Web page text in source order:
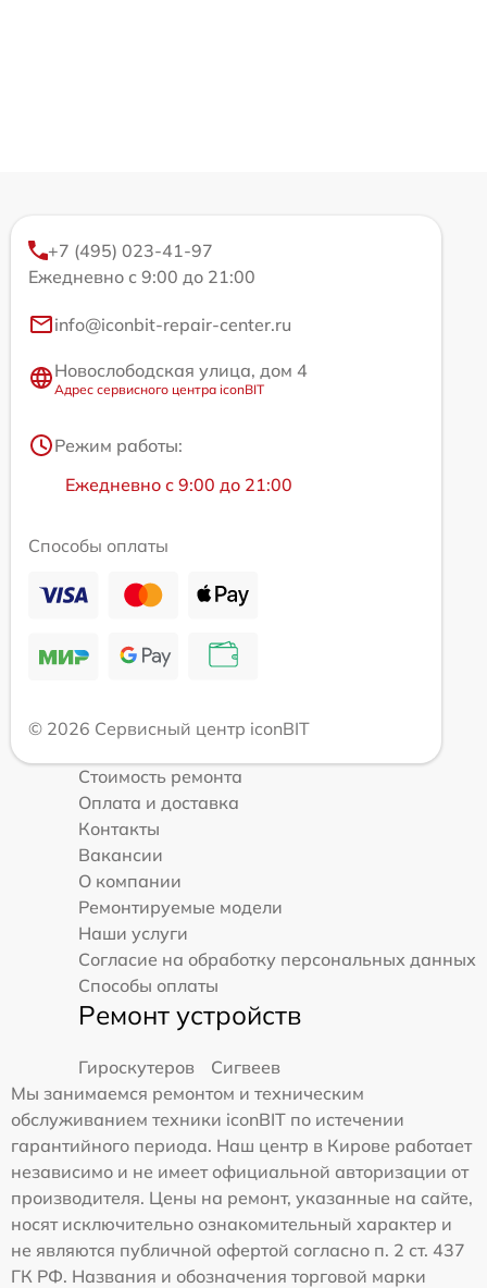
+7 (495) 023-41-97
Ежедневно с 9:00 до 21:00
info@iconbit-repair-center.ru
Новослободская улица, дом 4
Адрес сервисного центра iconBIT
Режим работы:
Ежедневно с 9:00 до 21:00
Способы оплаты
© 2026 Сервисный центр iconBIT
Стоимость ремонта
Оплата и доставка
Контакты
Вакансии
О компании
Ремонтируемые модели
Наши услуги
Согласие на обработку персональных данных
Способы оплаты
Ремонт устройств
Гироскутеров
Сигвеев
Мы занимаемся ремонтом и техническим
обслуживанием техники iconBIT по истечении
гарантийного периода. Наш центр в Кирове работает
независимо и не имеет официальной авторизации от
производителя. Цены на ремонт, указанные на сайте,
носят исключительно ознакомительный характер и
не являются публичной офертой согласно п. 2 ст. 437
ГК РФ. Названия и обозначения торговой марки